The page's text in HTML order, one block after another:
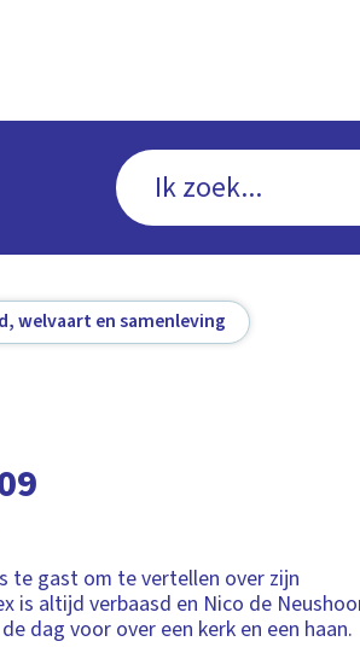
welvaart en samenleving
te gast om te vertellen over zijn
is altijd verbaasd en Nico de
dag voor over een kerk en een haan.